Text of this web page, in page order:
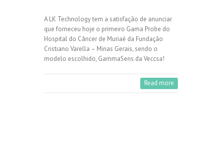
A LK Technology tem a satisfação de anunciar
que forneceu hoje o primeiro Gama Probe do
Hospital do Câncer de Muriaé da Fundação
Cristiano Varella – Minas Gerais, sendo o
modelo escolhido, GammaSens da Veccsa!
Read more